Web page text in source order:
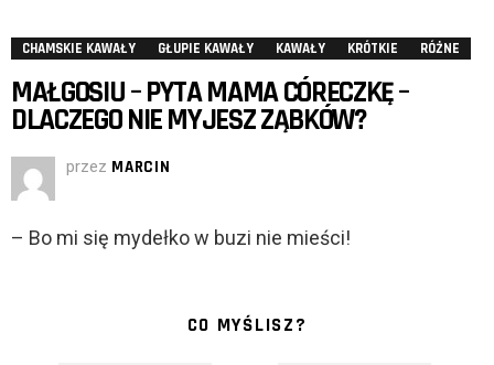
CHAMSKIE KAWAŁY GŁUPIE KAWAŁY KAWAŁY KRÓTKIE RÓŻNE
MAŁGOSIU – PYTA MAMA CÓRECZKĘ –
DLACZEGO NIE MYJESZ ZĄBKÓW?
przez MARCIN
– Bo mi się mydełko w buzi nie mieści!
CO MYŚLISZ?